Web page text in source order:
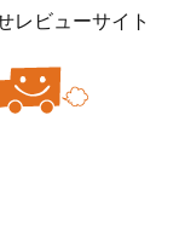
レビューサイト